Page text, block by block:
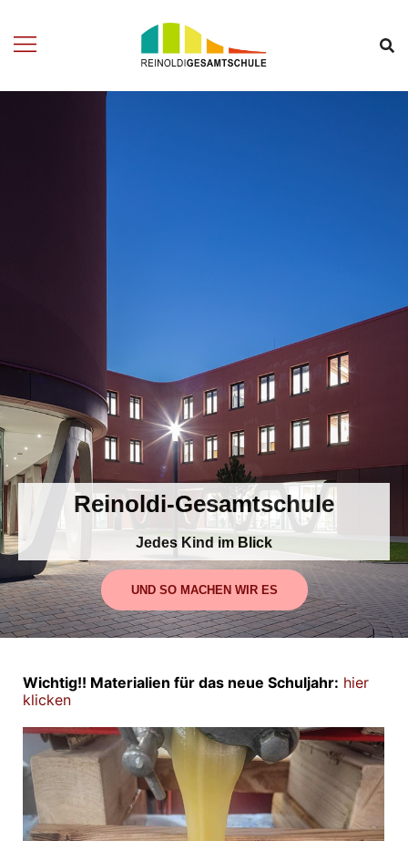
Persöhnlichkeit
UND SO MACHEN WIR ES
Wichtig!! Materialien für das neue Schuljahr: hier
klicken